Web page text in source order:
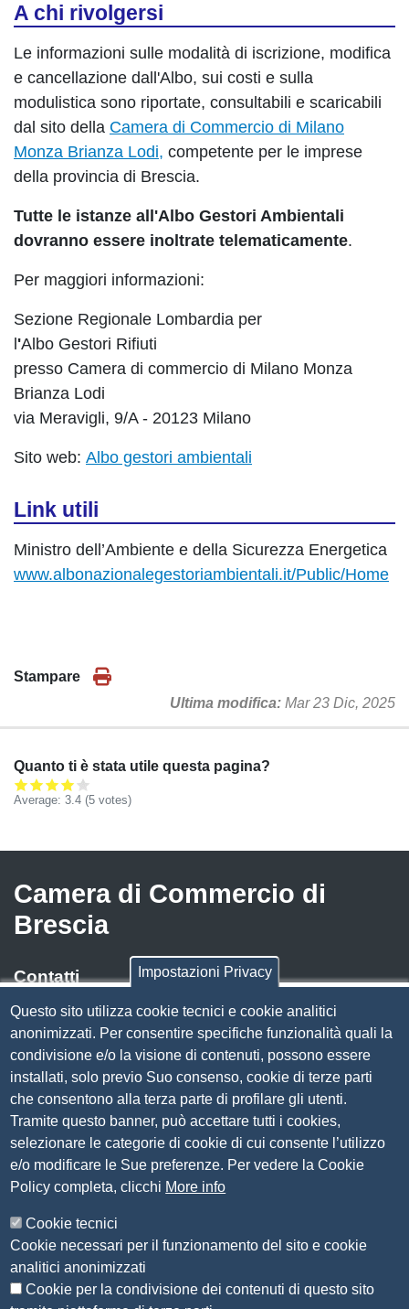
A chi rivolgersi
Le informazioni sulle modalità di iscrizione, modifica
e cancellazione dall'Albo, sui costi e sulla
modulistica sono riportate, consultabili e scaricabili
dal sito della Camera di Commercio di Milano
Monza Brianza Lodi, competente per le imprese
della provincia di Brescia.
Tutte le istanze all'Albo Gestori Ambientali
dovranno essere inoltrate telematicamente.
Per maggiori informazioni:
Sezione Regionale Lombardia per
'Albo Gestori Rifiuti
presso Camera di commercio di Milano Monza
Brianza Lodi
via Meravigli, 9/A - 20123 Milano
Sito web: Albo gestori ambientali
Link utili
Ministro dell’Ambiente e della Sicurezza Energetica
www.albonazionalegestoriambientali.it/Public/Home
Stampare
Ultima modifica Mar 23 Dic, 2025
Quanto ti è stata utile questa pagina?
Average: 3.4 (5 votes)
Camera di Commercio di
Brescia
Contatti
Via Luigi Einaudi, 23, 25121 Brescia BS
Tel. 030 37251
PECcamera.brescia@bs.legalmail.camcom.it
P.IVA 00859790172
C.F. 80013870177
Contatti
Amministrazione Trasparente
Organizzazione
Bandi di concorso
Bandi di gara e contratti
Provvedimenti
Impostazioni Privacy
Questo sito utilizza cookie tecnici e cookie analitici
anonimizzati. Per consentire specifiche funzionalità quali la
condivisione e/o la visione di contenuti, possono essere
installati, solo previo Suo consenso, cookie di terze parti
che consentono alla terza parte di profilare gli utenti.
Tramite questo banner, può accettare tutti i cookies,
selezionare le categorie di cookie di cui consente l’utilizzo
e/o modificare le Sue preferenze. Per vedere la Cookie
Policy completa, clicchi More info
Cookie tecnici
Cookie necessari per il funzionamento del sito e cookie
analitici anonimizzati
Cookie per la condivisione dei contenuti di questo sito